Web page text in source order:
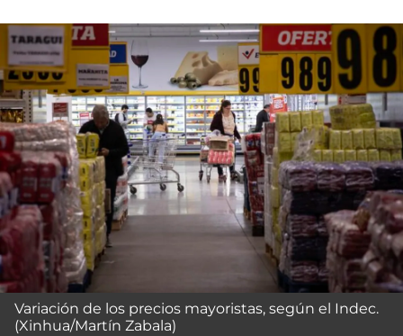
Variación de los precios mayoristas, según el Indec.
(Xinhua/Martín Zabala)